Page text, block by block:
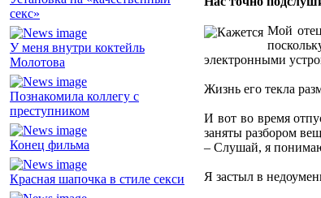
секс»
У меня внутри коктейль
Молотова
Познакомила коллегу с
преступником
Конец фильма
Красная шапочка в стиле секси
Мой
электронными
Жизнь его текла
И вот во время
заняты разбором
– Слушай, я
Я застыл в